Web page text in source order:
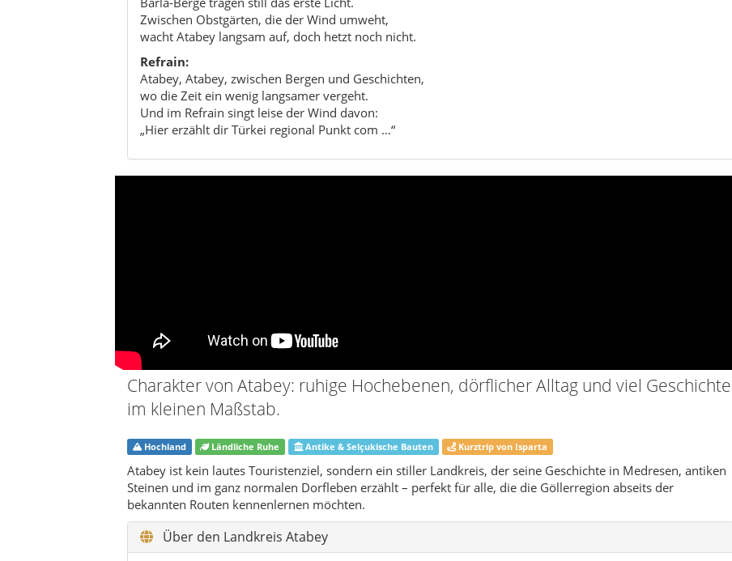
Charakter von Atabey: ruhige Hochebenen, dörflicher Alltag und viel Geschichte
im kleinen Maßstab.
Wer von Isparta aus nach Norden fährt, merkt schnell, wie die Stadt langsam hinter Hügeln und Feldern
verschwindet. Nach wenigen Kilometern öffnet sich eine weite Hochebene – hier beginnt Atabey. Der
Landkreis liegt eingebettet zwischen den Ausläufern des Barla Dağı und den landwirtschaftlich
geprägten Ebenen der Bozanönü-Ovası. Der erste Eindruck ist nicht spektakulär, sondern wohltuend
unspektakulär: kleine Dörfer, weite Felder, Obstgärten, ein paar Traktoren auf staubigen Wegen und ein
Die Kreisstadt Atabey selbst wirkt wie ein typisches Hochlandstädtchen Anatoliens: ein kompakter
Ortskern mit Moschee, Cafés und kleinen Geschäften, darum herum Wohnviertel mit niedrigen Häusern
und Gemüsegärten. Auffällig ist die Ruhe. Der Verkehr ist überschaubar, vieles lässt sich zu Fuß
erledigen, und man findet schnell einen Platz, um bei einem Tee einfach nur sitzen und beobachten zu
können. Wer gern den Alltag eines türkischen Kleinstadt-Landkreises kennenlernen möchte, ist hier
genau richtig.